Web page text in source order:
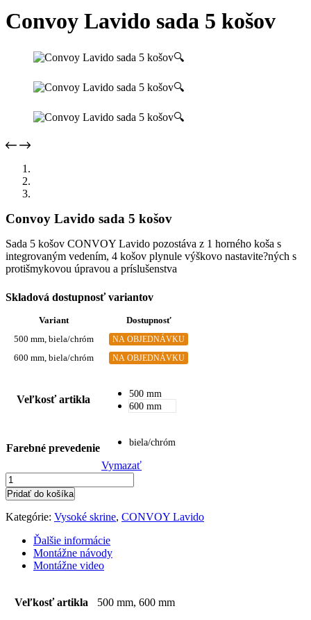
Convoy Lavido sada 5 košov
🔍
🔍
🔍
Convoy Lavido sada 5 košov
Sada 5 košov CONVOY Lavido pozostáva z 1 horného koša s
integrovaným vedením, 4 košov plynule výškovo nastavite?ných s
protišmykovou úpravou a príslušenstva
Skladová dostupnosť variantov
Variant
Dostupnosť
500 mm, biela/chróm
NA OBJEDNÁVKU
600 mm, biela/chróm
NA OBJEDNÁVKU
Veľkosť artikla
500 mm
600 mm
Farebné prevedenie biela/chróm
Vymazať
množstvo
Convoy
Lavido
sada
košov
Pridať do košíka
Kategórie: Vysoké skrine, CONVOY Lavido
Ďalšie informácie
Montážne návody
Montážne video
Veľkosť artikla 500 mm, 600 mm